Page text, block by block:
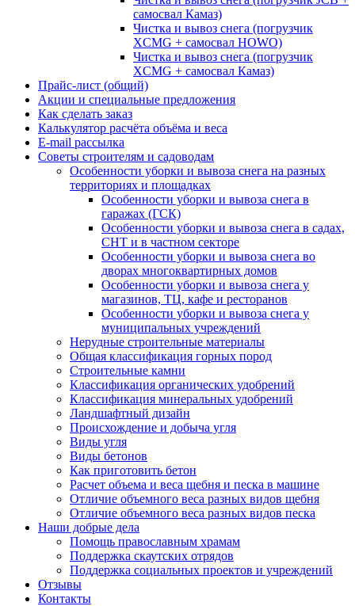
самосвал Камаз)
Чистка и вывоз снега (погрузчик
XCMG + самосвал HOWO)
Чистка и вывоз снега (погрузчик
XCMG + самосвал Камаз)
Прайс-лист (общий)
Акции и специальные предложения
Как сделать заказ
Калькулятор расчёта объёма и веса
E-mail рассылка
Советы строителям и садоводам
Особенности уборки и вывоза снега на разных
территориях и площадках
Особенности уборки и вывоза снега в
гаражах (ГСК)
Особенности уборки и вывоза снега в садах,
СНТ и в частном секторе
Особенности уборки и вывоза снега во
дворах многоквартирных домов
Особенности уборки и вывоза снега у
магазинов, ТЦ, кафе и ресторанов
Особенности уборки и вывоза снега у
муниципальных учреждений
Нерудные строительные материалы
Общая классификация горных пород
Строительные камни
Классификация органических удобрений
Классификация минеральных удобрений
Ландшафтный дизайн
Происхождение и добыча угля
Виды угля
Виды бетонов
Как приготовить бетон
Расчет объема и веса щебня и песка в машине
Отличие объемного веса разных видов щебня
Отличие объемного веса разных видов песка
Наши добрые дела
Помощь православным храмам
Поддержка скаутских отрядов
Поддержка социальных проектов и учреждений
Отзывы
Контакты